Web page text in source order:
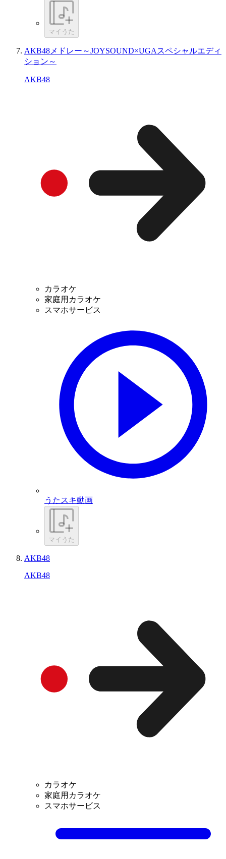
マイうた
AKB48メドレー～JOYSOUND×UGAスペシャルエディ
ション～
AKB48
カラオケ
家庭用カラオケ
スマホサービス
うたスキ動画
マイうた
AKB48
AKB48
カラオケ
家庭用カラオケ
スマホサービス